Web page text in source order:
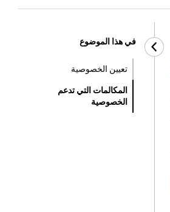
في هذا الموضوع
تعيين الخصوصية
المكالمات التي تدعم
الخصوصية